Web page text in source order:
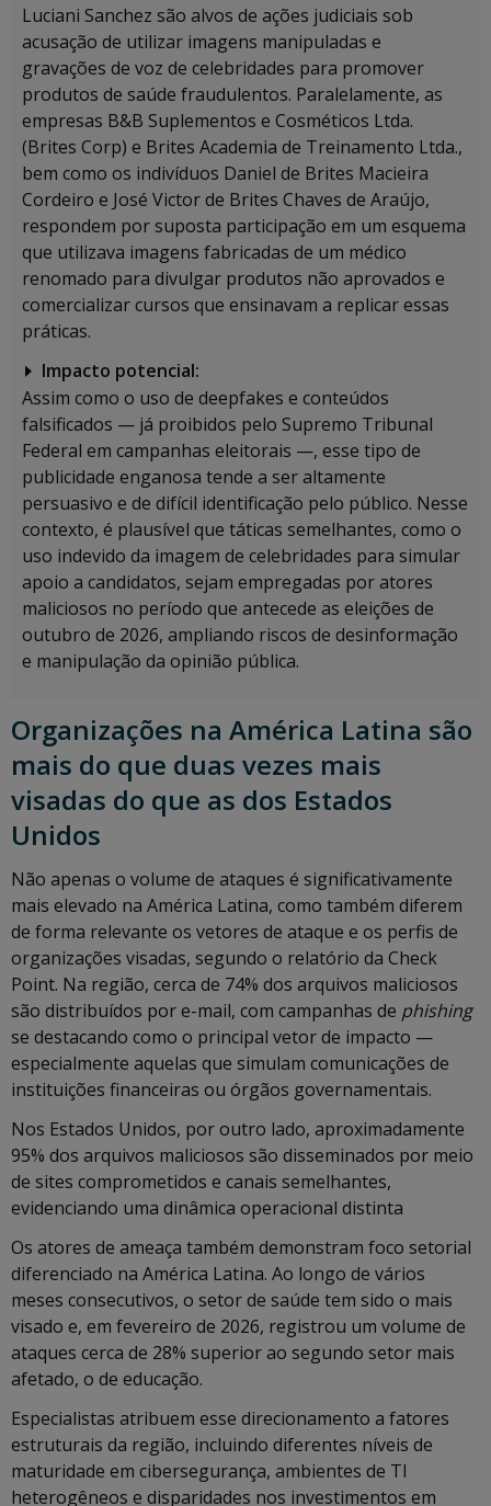
Luciani Sanchez são alvos de ações judiciais sob
acusação de utilizar imagens manipuladas e
gravações de voz de celebridades para promover
produtos de saúde fraudulentos. Paralelamente, as
empresas B&B Suplementos e Cosméticos Ltda.
(Brites Corp) e Brites Academia de Treinamento Ltda.,
bem como os indivíduos Daniel de Brites Macieira
Cordeiro e José Victor de Brites Chaves de Araújo,
respondem por suposta participação em um esquema
que utilizava imagens fabricadas de um médico
renomado para divulgar produtos não aprovados e
comercializar cursos que ensinavam a replicar essas
práticas.
Impacto potencial:
Assim como o uso de deepfakes e conteúdos
falsificados — já proibidos pelo Supremo Tribunal
Federal em campanhas eleitorais —, esse tipo de
publicidade enganosa tende a ser altamente
persuasivo e de difícil identificação pelo público. Nesse
contexto, é plausível que táticas semelhantes, como o
uso indevido da imagem de celebridades para simular
apoio a candidatos, sejam empregadas por atores
maliciosos no período que antecede as eleições de
outubro de 2026, ampliando riscos de desinformação
e manipulação da opinião pública.
Organizações na América Latina são
mais do que duas vezes mais
visadas do que as dos Estados
Unidos
Não apenas o volume de ataques é significativamente
mais elevado na América Latina, como também diferem
de forma relevante os vetores de ataque e os perfis de
organizações visadas, segundo o relatório da Check
Point. Na região, cerca de 74% dos arquivos maliciosos
são distribuídos por e-mail, com campanhas de phishing
se destacando como o principal vetor de impacto —
especialmente aquelas que simulam comunicações de
instituições financeiras ou órgãos governamentais.
Nos Estados Unidos, por outro lado, aproximadamente
95% dos arquivos maliciosos são disseminados por meio
de sites comprometidos e canais semelhantes,
evidenciando uma dinâmica operacional distinta
Os atores de ameaça também demonstram foco setorial
diferenciado na América Latina. Ao longo de vários
meses consecutivos, o setor de saúde tem sido o mais
visado e, em fevereiro de 2026, registrou um volume de
ataques cerca de 28% superior ao segundo setor mais
afetado, o de educação.
Especialistas atribuem esse direcionamento a fatores
estruturais da região, incluindo diferentes níveis de
maturidade em cibersegurança, ambientes de TI
heterogêneos e disparidades nos investimentos em